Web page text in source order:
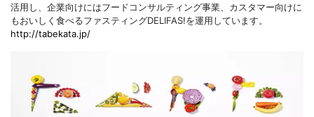
活用し、企業向けにはフードコンサルティング事業、カスタマー向けに
もおいしく食べるファスティングDELIFAS!を運用しています。
http://tabekata.jp/